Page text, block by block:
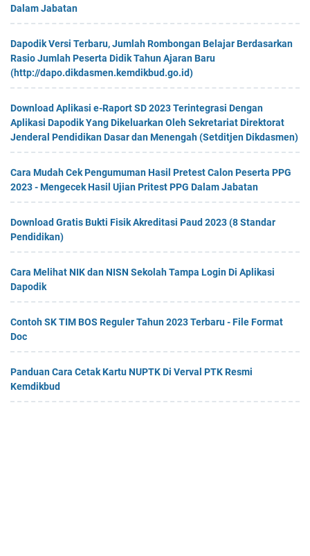
Dalam Jabatan
Dapodik Versi Terbaru, Jumlah Rombongan Belajar Berdasarkan
Rasio Jumlah Peserta Didik Tahun Ajaran Baru
(http://dapo.dikdasmen.kemdikbud.go.id)
Download Aplikasi e-Raport SD 2023 Terintegrasi Dengan
Aplikasi Dapodik Yang Dikeluarkan Oleh Sekretariat Direktorat
Jenderal Pendidikan Dasar dan Menengah (Setditjen Dikdasmen)
Cara Mudah Cek Pengumuman Hasil Pretest Calon Peserta PPG
2023 - Mengecek Hasil Ujian Pritest PPG Dalam Jabatan
Download Gratis Bukti Fisik Akreditasi Paud 2023 (8 Standar
Pendidikan)
Cara Melihat NIK dan NISN Sekolah Tampa Login Di Aplikasi
Dapodik
Contoh SK TIM BOS Reguler Tahun 2023 Terbaru - File Format
Doc
Panduan Cara Cetak Kartu NUPTK Di Verval PTK Resmi
Kemdikbud